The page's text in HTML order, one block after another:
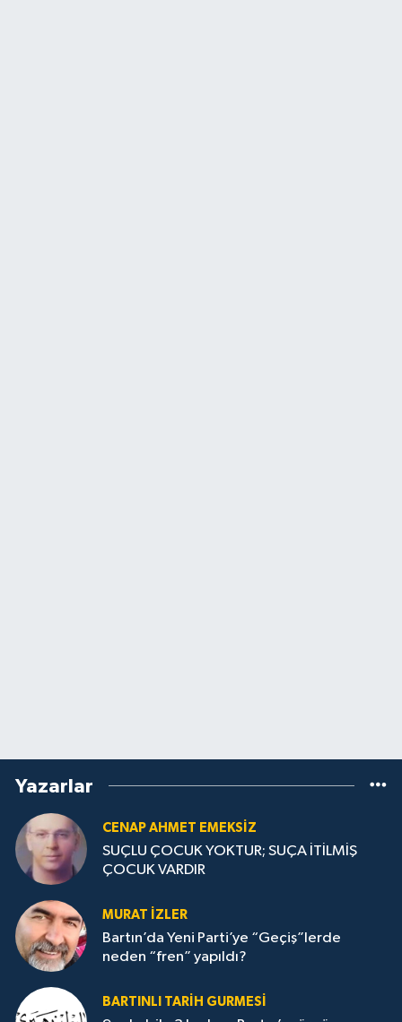
Yazarlar
CENAP AHMET EMEKSİZ
SUÇLU ÇOCUK YOKTUR; SUÇA İTİLMİŞ
ÇOCUK VARDIR
MURAT İZLER
Bartın’da Yeni Parti’ye “Geçiş”lerde
neden “fren” yapıldı?
BARTINLI TARIH GURMESI